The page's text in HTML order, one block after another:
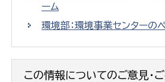
ーム
環境部：環境事業センターの
この情報についてのご意見・